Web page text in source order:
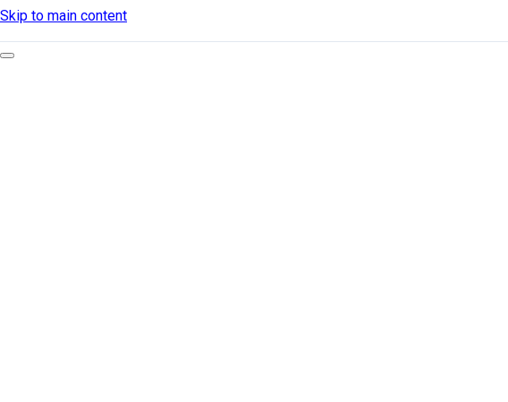
Skip to main content